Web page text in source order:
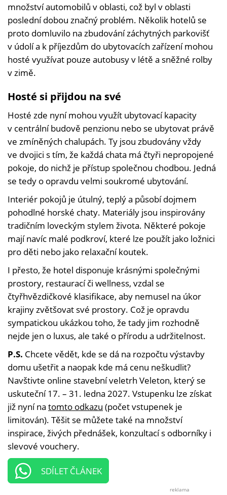
množství automobilů v oblasti, což byl v oblasti
poslední dobou značný problém. Několik hotelů se
proto domluvilo na zbudování záchytných parkovišť
v údolí a k příjezdům do ubytovacích zařízení mohou
hosté využívat pouze autobusy v létě a sněžné rolby
v zimě.
Hosté si přijdou na své
Hosté zde nyní mohou využít ubytovací kapacity
v centrální budově penzionu nebo se ubytovat právě
ve zmíněných chalupách. Ty jsou zbudovány vždy
ve dvojici s tím, že každá chata má čtyři nepropojené
pokoje, do nichž je přístup společnou chodbou. Jedná
se tedy o opravdu velmi soukromé ubytování.
Interiér pokojů je útulný, teplý a působí dojmem
pohodlné horské chaty. Materiály jsou inspirovány
tradičním loveckým stylem života. Některé pokoje
mají navíc malé podkroví, které lze použít jako ložnici
pro děti nebo jako relaxační koutek.
I přesto, že hotel disponuje krásnými společnými
prostory, restaurací či wellness, vzdal se
čtyřhvězdičkové klasifikace, aby nemusel na úkor
krajiny zvětšovat své prostory. Což je opravdu
sympatickou ukázkou toho, že tady jim rozhodně
nejde jen o luxus, ale také o přírodu a udržitelnost.
P.S. Chcete vědět, kde se dá na rozpočtu výstavby
domu ušetřit a naopak kde má cenu neškudlit?
Navštivte online stavební veletrh Veleton, který se
uskuteční 17. – 31. ledna 2027. Vstupenku lze získat
již nyní na tomto odkazu (počet vstupenek je
limitován). Těšit se můžete také na množství
inspirace, živých přednášek, konzultací s odborníky i
slevové vouchery.
SDÍLET ČLÁNEK
reklama